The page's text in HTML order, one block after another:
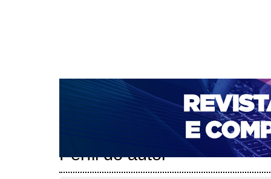
CAPA SOBRE ACESSO CADASTRO
NOTÍCIAS
PORTAL DE REVISTAS DA UNIFACS
PARA AVALIADORES
NOVA SUBMISSÃO
Perfil do autor